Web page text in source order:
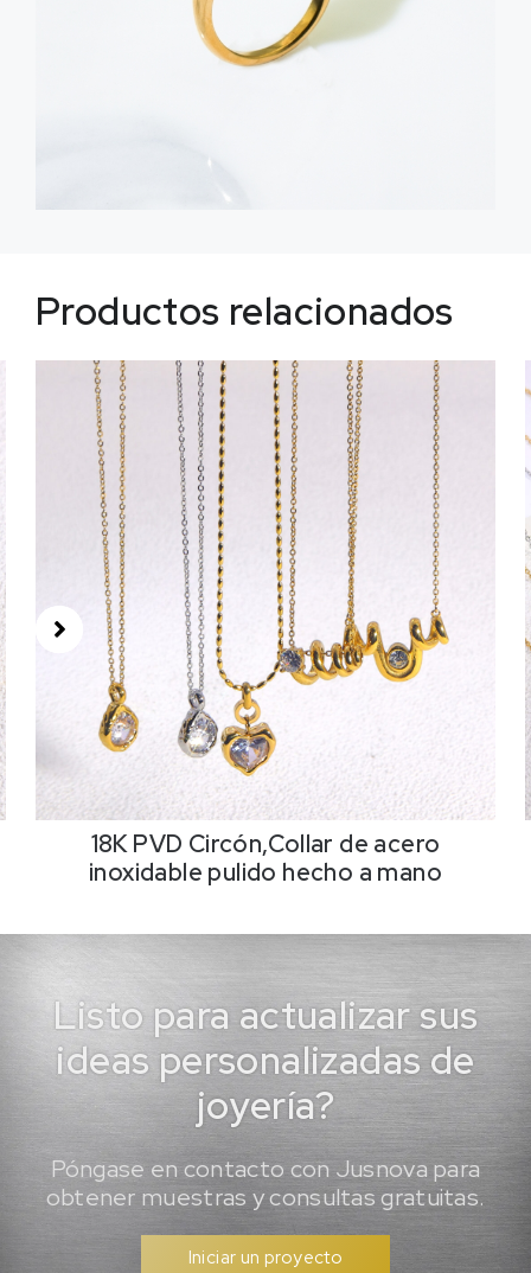
Productos relacionados
18K PVD Circón,Collar de acero
inoxidable pulido hecho a mano
Listo para actualizar sus
ideas personalizadas de
joyería?
Póngase en contacto con Jusnova para
obtener muestras y consultas gratuitas.
Iniciar un proyecto